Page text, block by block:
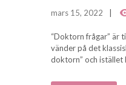
mars 15, 2022
“Doktorn frågar” är
vänder på det
doktorn” och istället